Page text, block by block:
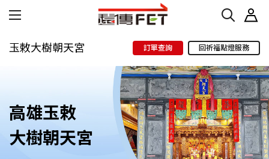
玉敕大樹朝天宮 訂單查詢 回祈福點燈服務
高雄玉敕
大樹朝天宮